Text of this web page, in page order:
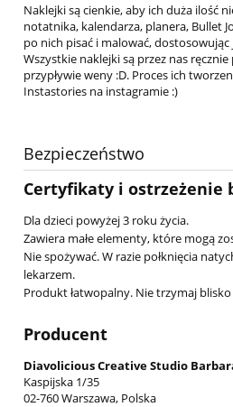
Naklejki są cienkie, aby ich duża ilość
notatnika, kalendarza, planera, Bullet
po nich pisać i malować,
Wszystkie naklejki są przez nas
przypływie weny :D. Proces ich
Instastories na instagramie :)
Bezpieczeństwo
Certyfikaty i ostrzeżenie
Dla dzieci powyżej 3 roku życia.
Zawiera małe elementy, które mogą
Nie spożywać. W razie połknięcia
lekarzem.
Produkt łatwopalny. Nie trzymaj blisko
Producent
Diavolicious Creative Studio
Kaspijska 1/35
02-760 Warszawa, Polska